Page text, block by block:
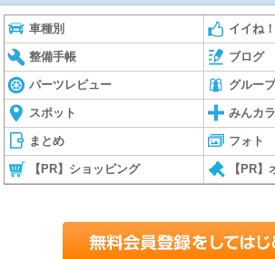
車種別 イイね！
整備手帳 ブログ
パーツレビュー グループ
スポット みんカ
まとめ フォト
【PR】ショッピング 【PR